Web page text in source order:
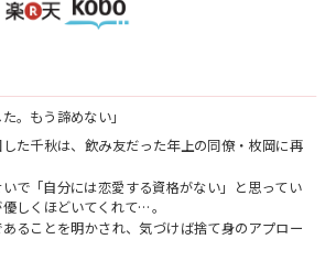
。もう諦めない」
た千秋は、飲み友だった年上の同僚・枚岡に再
で「自分には恋愛する資格がない」と思ってい
しくほどいてくれて…。
ることを明かされ、気づけば捨て身のアプロー